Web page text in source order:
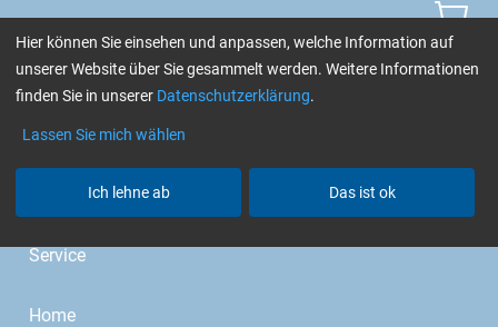
Aero
GL (Boote / Windkraft)
chemikalienbeständig
Service
Home
Hier können Sie einsehen und anpassen, welche Information auf
unserer Website über Sie gesammelt werden. Weitere Informationen
finden Sie in unserer Datenschutzerklärung.
Lassen Sie mich wählen
Ich lehne ab Das ist ok